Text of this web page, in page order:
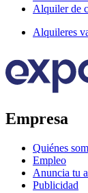
Alquiler de
Alquileres
Empresa
Quiénes
Empleo
Anuncia tu
Publicidad